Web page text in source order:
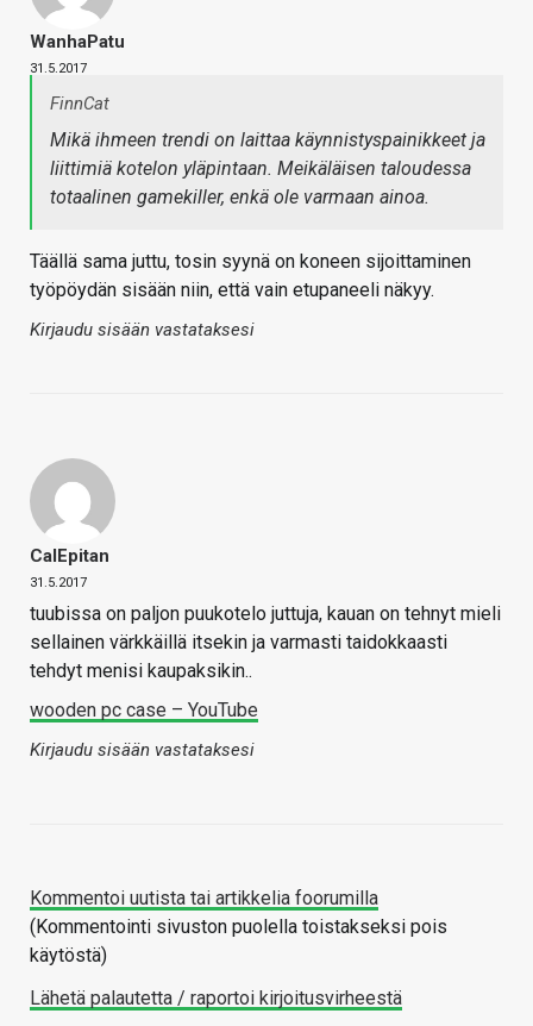
WanhaPatu
31.5.2017
FinnCat
Mikä ihmeen trendi on laittaa käynnistyspainikkeet ja
liittimiä kotelon yläpintaan. Meikäläisen taloudessa
totaalinen gamekiller, enkä ole varmaan ainoa.
Täällä sama juttu, tosin syynä on koneen sijoittaminen
työpöydän sisään niin, että vain etupaneeli näkyy.
Kirjaudu sisään vastataksesi
CalEpitan
31.5.2017
tuubissa on paljon puukotelo juttuja, kauan on tehnyt mieli
sellainen värkkäillä itsekin ja varmasti taidokkaasti
tehdyt menisi kaupaksikin..
wooden pc case – YouTube
Kirjaudu sisään vastataksesi
Kommentoi uutista tai artikkelia foorumilla
(Kommentointi sivuston puolella toistakseksi pois
käytöstä)
Lähetä palautetta / raportoi kirjoitusvirheestä